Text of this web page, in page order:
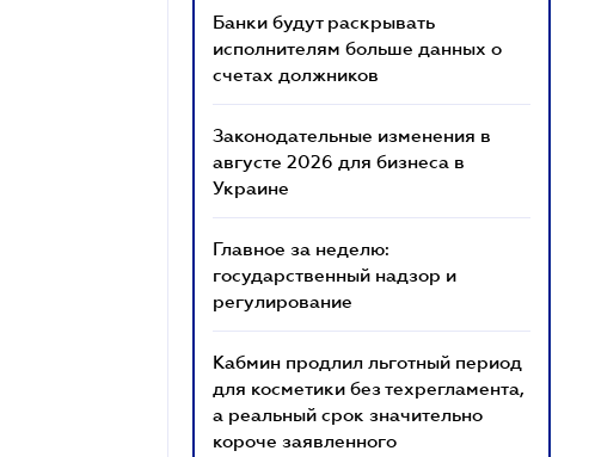
Банки будут раскрывать
исполнителям больше данных о
счетах должников
Законодательные изменения в
августе 2026 для бизнеса в
Украине
Главное за неделю:
государственный надзор и
регулирование
Кабмин продлил льготный период
для косметики без техрегламента,
а реальный срок значительно
короче заявленного